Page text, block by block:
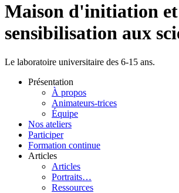
Maison d'initiation
sensibilisation aux
Le laboratoire universitaire des 6-15 ans.
Présentation
À propos
Animateurs-trices
Équipe
Nos ateliers
Participer
Formation continue
Articles
Articles
Portraits…
Ressources